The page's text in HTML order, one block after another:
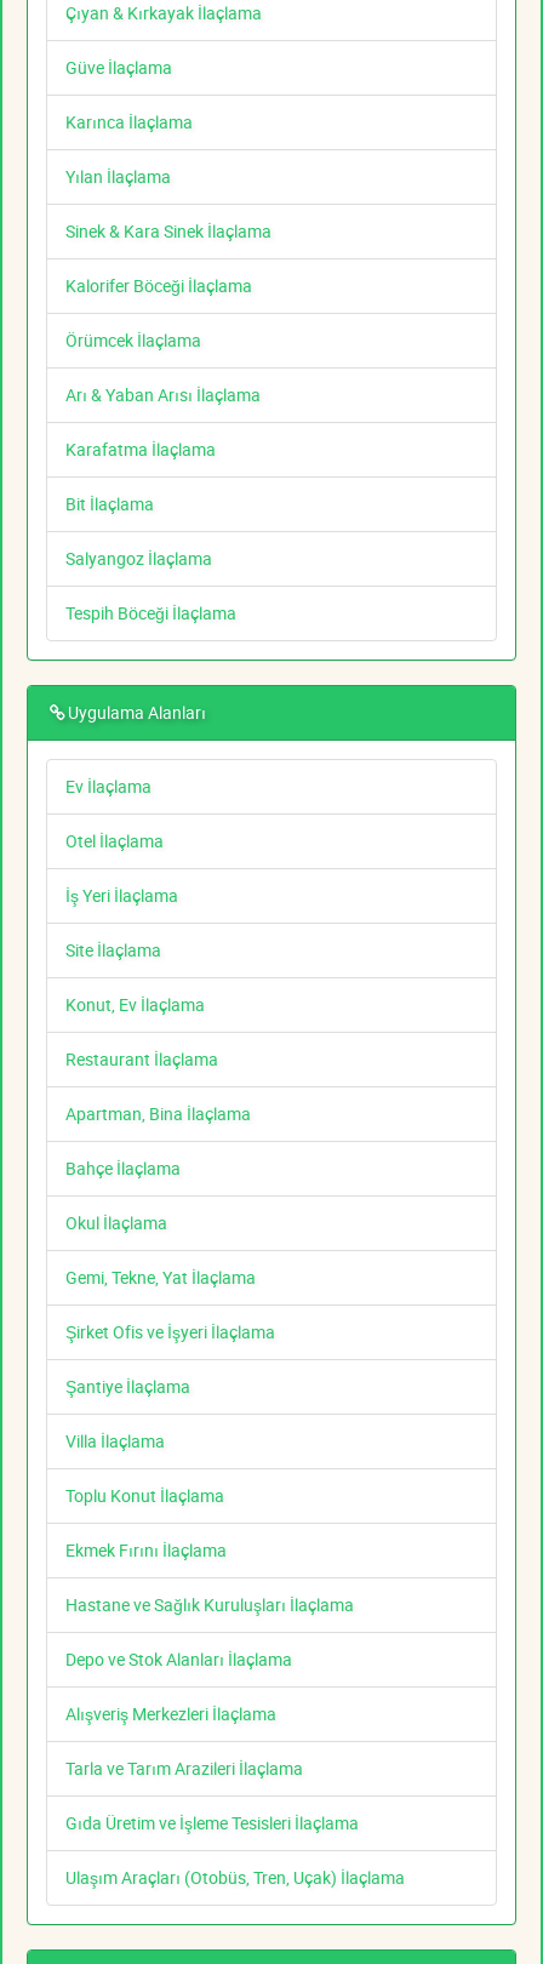
Çıyan & Kırkayak İlaçlama
Güve İlaçlama
Karınca İlaçlama
Yılan İlaçlama
Sinek & Kara Sinek İlaçlama
Kalorifer Böceği İlaçlama
Örümcek İlaçlama
Arı & Yaban Arısı İlaçlama
Karafatma İlaçlama
Bit İlaçlama
Salyangoz İlaçlama
Tespih Böceği İlaçlama
Uygulama Alanları
Ev İlaçlama
Otel İlaçlama
İş Yeri İlaçlama
Site İlaçlama
Konut, Ev İlaçlama
Restaurant İlaçlama
Apartman, Bina İlaçlama
Bahçe İlaçlama
Okul İlaçlama
Gemi, Tekne, Yat İlaçlama
Şirket Ofis ve İşyeri İlaçlama
Şantiye İlaçlama
Villa İlaçlama
Toplu Konut İlaçlama
Ekmek Fırını İlaçlama
Hastane ve Sağlık Kuruluşları İlaçlama
Depo ve Stok Alanları İlaçlama
Alışveriş Merkezleri İlaçlama
Tarla ve Tarım Arazileri İlaçlama
Gıda Üretim ve İşleme Tesisleri İlaçlama
Ulaşım Araçları (Otobüs, Tren, Uçak) İlaçlama